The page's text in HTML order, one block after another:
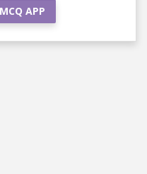
APP